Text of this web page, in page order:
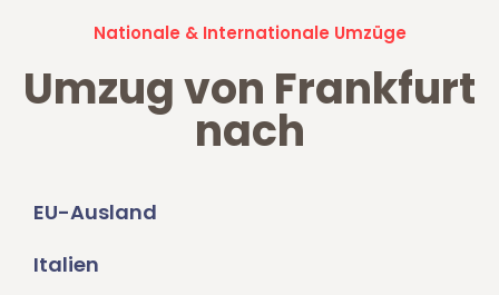
Nationale & Internationale Umzüge
Umzug von Frankfurt
nach
EU-Ausland
Italien